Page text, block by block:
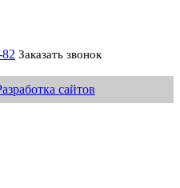
Заказать звонок
сайтов